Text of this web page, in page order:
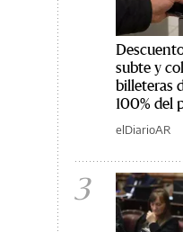
subte y
billeteras
100% del
elDiarioAR
3